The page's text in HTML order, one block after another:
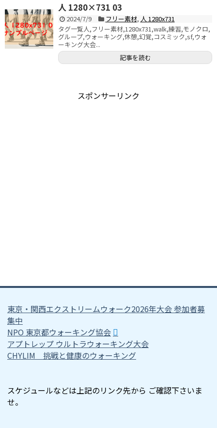
人 1280×731 03
2024/7/9 フリー素材, 人 1280x731
タグ一覧人,フリー素材,1280x731,walk,練習,モノクロ,
グループ,ウォーキング,休憩,幻覚,コスミック,sf,ウォ
ーキング大会...
記事を読む
スポンサーリンク
東京・関西エクストリームウォーク2026年大会 参加者募
集中
NPO 東京都ウォーキング協会
アプトレップ ウルトラウォーキング大会
CHYLIM 挑戦と健康のウォーキング
スケジュールなどは上記のリンク先から ご確認下さいま
せ。